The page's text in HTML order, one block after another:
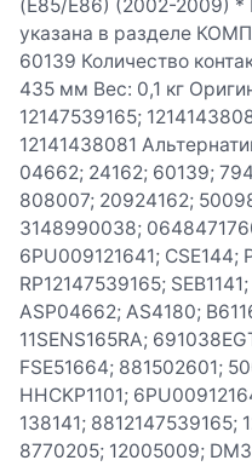
(E85/E86) (2002-2009)
указана в разделе
60139 Количество
435 мм Вес: 0,1 кг
12147539165;
12141438081
04662; 24162; 60139;
808007; 20924162;
3148990038;
6PU009121641; CSE144;
RP12147539165;
ASP04662; AS4180;
11SENS165RA;
FSE51664; 881502601;
HHCKP1101;
138141; 8812147539165;
8770205; 12005009;